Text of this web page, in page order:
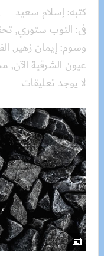
كتبه: إسلام سعيد
فى: التوب ستوري,
وسوم: إيمان زهير,
عيون الشرقية الآن,
لا يوجد تعليقات